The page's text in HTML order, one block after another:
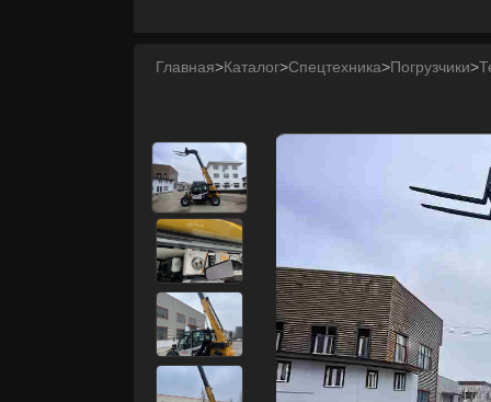
Главная>Каталог>Спецтехника>Погрузчики>